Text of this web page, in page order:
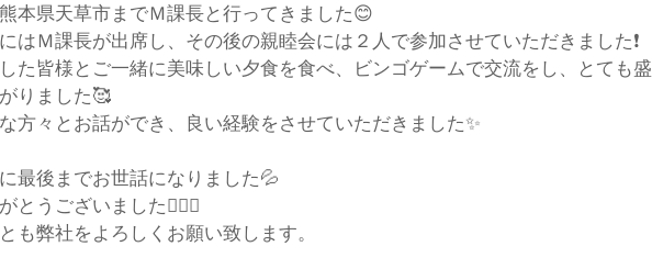
本県天草市までＭ課長と行ってきました😊
はＭ課長が出席し、その後の親睦会には２人で参加させていただきました❗
た皆様とご一緒に美味しい夕食を食べ、ビンゴゲームで交流をし、とても盛
りました🥰
方々とお話ができ、良い経験をさせていただきました✨
最後までお世話になりました💦
とうございました🙇🏻‍♀️
も弊社をよろしくお願い致します。